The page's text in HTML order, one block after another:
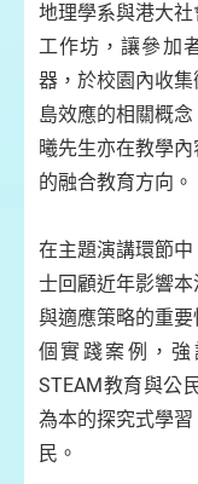
地理學系與港大
工作坊，讓參加
器，於校園內收
島效應的相關概
曦先生亦在教學
的融合教育方向。
在主題演講環節
士回顧近年影響
與適應策略的重
個實踐案例，強
STEAM教育與公
為本的探究式學
民。